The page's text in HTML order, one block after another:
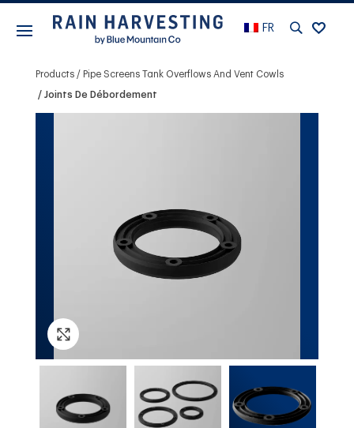
FR
Products Pipe Screens Tank Overflows And Vent Cowls
Joints De Débordement